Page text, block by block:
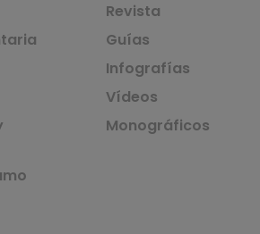
Revista
Guías
Infografías
Vídeos
Monográficos